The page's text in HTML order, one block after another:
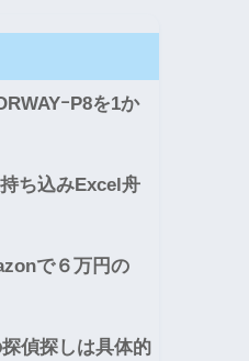
ｰP8を1か
ち込みExcel舟
で６万円の
偵探しは具体的